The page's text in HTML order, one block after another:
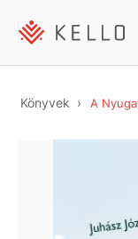
Könyvek A